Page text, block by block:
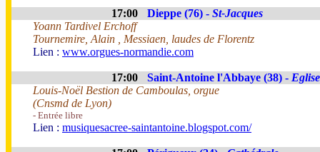
17:00 Dieppe (76) - St-Jacques
Yoann Tardivel Erchoff
Tournemire, Alain , Messiaen, laudes de Florentz
Lien : www.orgues-normandie.com
17:00 Saint-Antoine l'Abbaye (38) -
Louis-Noël Bestion de Camboulas, orgue
(Cnsmd de Lyon)
- Entrée libre
Lien : musiquesacree-saintantoine.blogspot.com/